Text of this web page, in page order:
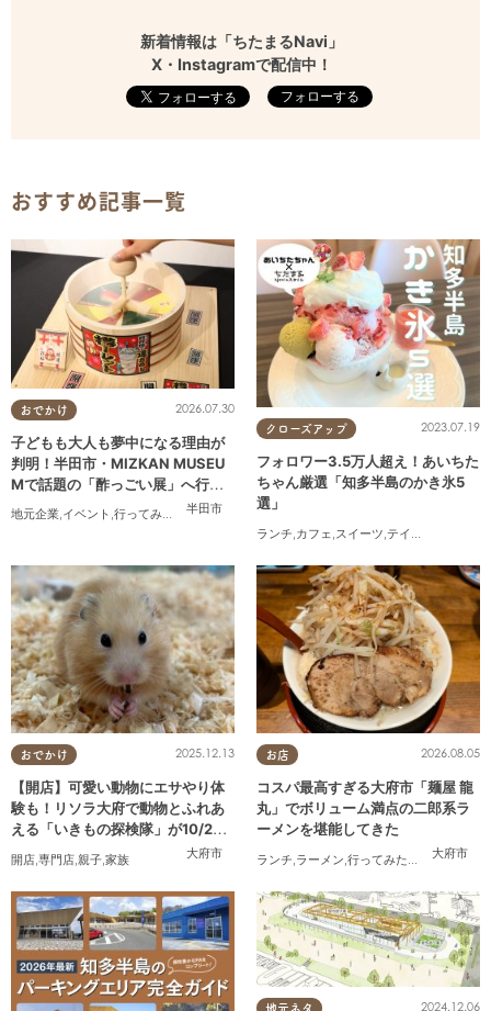
新着情報は「ちたまるNavi」
X・Instagramで配信中！
フォローする
おすすめ記事一覧
おでかけ
半田市
2026.07.30
子どもも大人も夢中になる理由が
判明！半田市・MIZKAN MUSEU
Mで話題の「酢っごい展」へ行っ
てみた｜7/25(土)～8/30(日)／ち
たまる広告
地元企業,イベント ,行ってみたレポ ,ちたまる広告,
クローズアップ 2023.07.19
フォロワー3.5万人超え！あいちた
ちゃん厳選「知多半島のかき氷5
選」
ランチ,カフェ,スイーツ,テイクアウト
おでかけ
大府市
2025.12.13
【開店】可愛い動物にエサやり体
験も！リソラ大府で動物とふれあ
える「いきもの探検隊」が10/24
(金)オープン
開店,専門店,親子,家族
お店
大府市
2026.08.05
コスパ最高すぎる大府市「麺屋 龍
丸」でボリューム満点の二郎系ラ
ーメンを堪能してきた
ランチ,ラーメン,行ってみたレポ ,おひとり
地元ネタ 2024.12.06